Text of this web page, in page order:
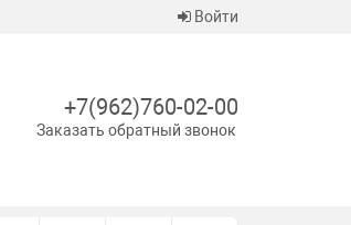
Войти
+7(962)760-02-00
Заказать обратный звонок